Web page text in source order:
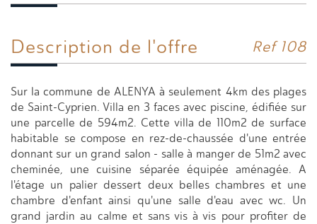
Description de l'offre Ref 108
Sur la commune de ALENYA à seulement 4km des plages
de Saint-Cyprien. Villa en 3 faces avec piscine, édifiée sur
une parcelle de 594m2. Cette villa de 110m2 de surface
habitable se compose en rez-de-chaussée d'une entrée
donnant sur un grand salon - salle à manger de 51m2 avec
cheminée, une cuisine séparée équipée aménagée. A
l'étage un palier dessert deux belles chambres et une
chambre d'enfant ainsi qu'une salle d'eau avec wc. Un
grand jardin au calme et sans vis à vis pour profiter de